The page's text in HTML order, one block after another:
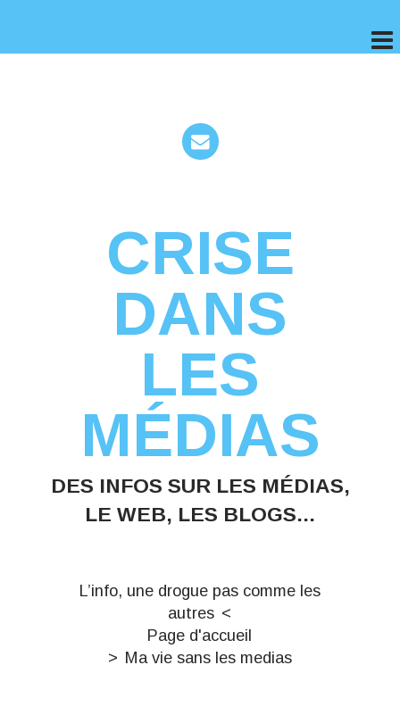
CRISE
DANS
LES
MÉDIAS
DES INFOS SUR LES MÉDIAS,
LE WEB, LES BLOGS...
L’info, une drogue pas comme les
autres
Page d'accueil
Ma vie sans les medias